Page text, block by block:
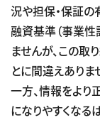
況や担保・保証の
融資基準（事業性
ませんが、この取
とに間違えありま
一方、情報をより
になりやすくなる